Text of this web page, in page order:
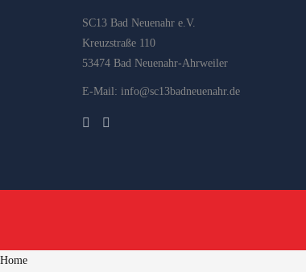
SC13 Bad Neuenahr e.V.
Kreuzstraße 110
53474 Bad Neuenahr-Ahrweiler
E-Mail: info@sc13badneuenahr.de
Home